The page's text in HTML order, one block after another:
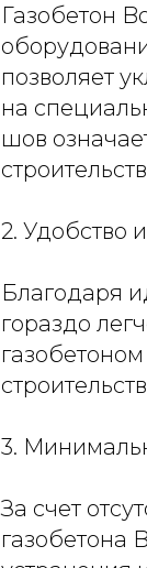
Газобетон
позволяет
на
шов
2. Удобство
Благодаря
гораздо
3.
За счет
газобетона